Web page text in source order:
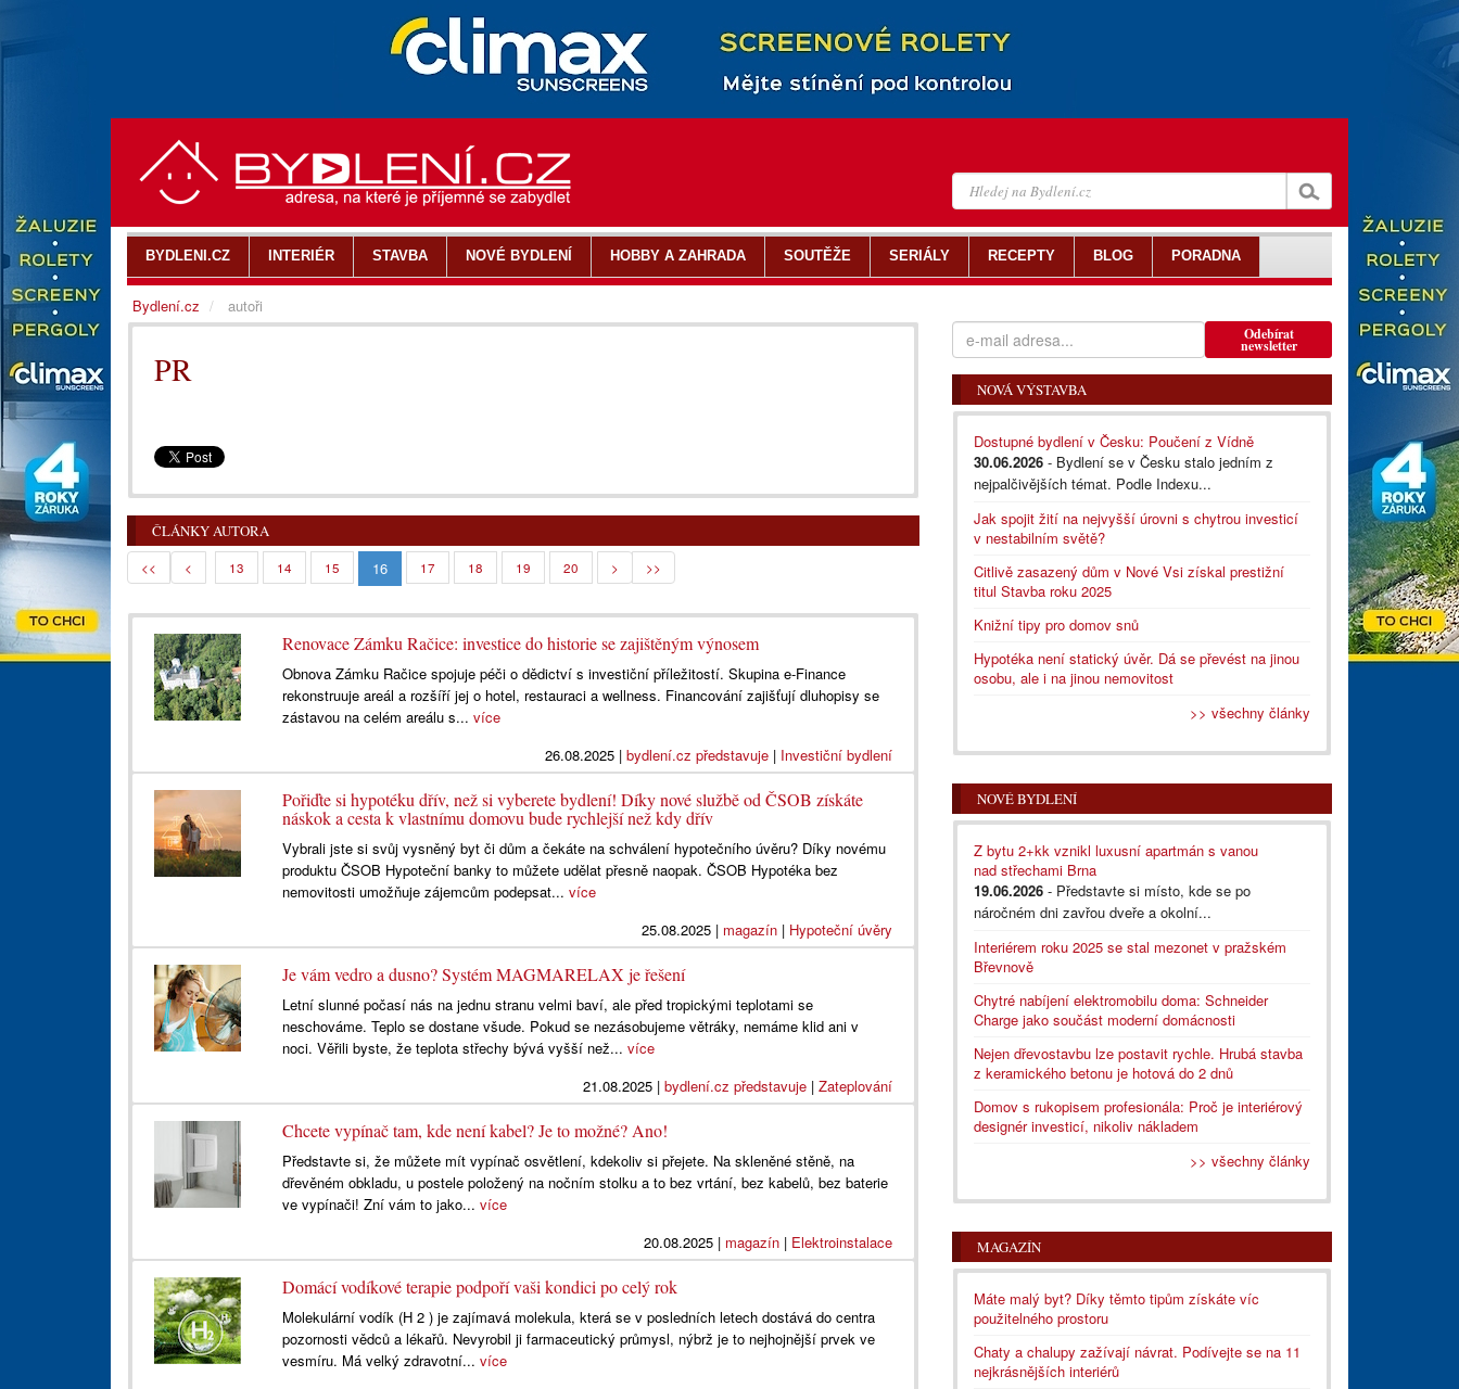
PR
ČLÁNKY AUTORA
<< < 13 14 15 16 17 18 19 20 > >>
Renovace Zámku Račice: investice do historie se zajištěným výnosem
Obnova Zámku Račice spojuje péči o dědictví s investiční příležitostí. Skupina e‑Finance
rekonstruuje areál a rozšíří jej o hotel, restauraci a wellness. Financování zajišťují dluhopisy se
zástavou na celém areálu s...více
26.08.2025| bydlení.cz představuje| Investiční bydlení
Pořiďte si hypotéku dřív, než si vyberete bydlení! Díky nové službě od ČSOB získáte
náskok a cesta k vlastnímu domovu bude rychlejší než kdy dřív
Vybrali jste si svůj vysněný byt či dům a čekáte na schválení hypotečního úvěru? Díky novému
produktu ČSOB Hypoteční banky to můžete udělat přesně naopak. ČSOB Hypotéka bez
nemovitosti umožňuje zájemcům podepsat...více
25.08.2025| magazín| Hypoteční úvěry
Je vám vedro a dusno? Systém MAGMARELAX je řešení
Letní slunné počasí nás na jednu stranu velmi baví, ale před tropickými teplotami se
neschováme. Teplo se dostane všude. Pokud se nezásobujeme větráky, nemáme klid ani v
noci. Věřili byste, že teplota střechy bývá vyšší než...více
21.08.2025| bydlení.cz představuje| Zateplování
Chcete vypínač tam, kde není kabel? Je to možné? Ano!
Představte si, že můžete mít vypínač osvětlení, kdekoliv si přejete. Na skleněné stěně, na
dřevěném obkladu, u postele položený na nočním stolku a to bez vrtání, bez kabelů, bez baterie
ve vypínači! Zní vám to jako...více
20.08.2025| magazín| Elektroinstalace
Domácí vodíkové terapie podpoří vaši kondici po celý rok
Molekulární vodík (H 2 ) je zajímavá molekula, která se v posledních letech dostává do centra
pozornosti vědců a lékařů. Nevyrobil ji farmaceutický průmysl, nýbrž je to nejhojnější prvek ve
vesmíru. Má velký zdravotní...více
Odebírat
newsletter
NOVÁ VÝSTAVBA
Dostupné bydlení v Česku: Poučení z Vídně
30.06.2026 - Bydlení se v Česku stalo jedním z
nejpalčivějších témat. Podle Indexu...
Jak spojit žití na nejvyšší úrovni s chytrou investicí
v nestabilním světě?
Citlivě zasazený dům v Nové Vsi získal prestižní
titul Stavba roku 2025
Knižní tipy pro domov snů
Hypotéka není statický úvěr. Dá se převést na jinou
osobu, ale i na jinou nemovitost
>> všechny články
NOVÉ BYDLENÍ
Z bytu 2+kk vznikl luxusní apartmán s vanou
nad střechami Brna
19.06.2026 - Představte si místo, kde se po
náročném dni zavřou dveře a okolní...
Interiérem roku 2025 se stal mezonet v pražském
Břevnově
Chytré nabíjení elektromobilu doma: Schneider
Charge jako součást moderní domácnosti
Nejen dřevostavbu lze postavit rychle. Hrubá stavba
z keramického betonu je hotová do 2 dnů
Domov s rukopisem profesionála: Proč je interiérový
designér investicí, nikoliv nákladem
>> všechny články
MAGAZÍN
Máte malý byt? Díky těmto tipům získáte víc
použitelného prostoru
Chaty a chalupy zažívají návrat. Podívejte se na 11
nejkrásnějších interiérů
BYDLENI.CZ INTERIÉR STAVBA NOVÉ BYDLENÍ HOBBY A ZAHRADA SOUTĚŽE SERIÁLY RECEPTY BLOG PORADNA
Bydlení.cz autoři